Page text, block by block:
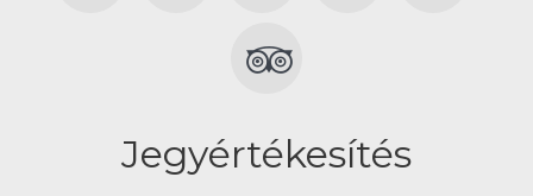
Jegyértékesítés